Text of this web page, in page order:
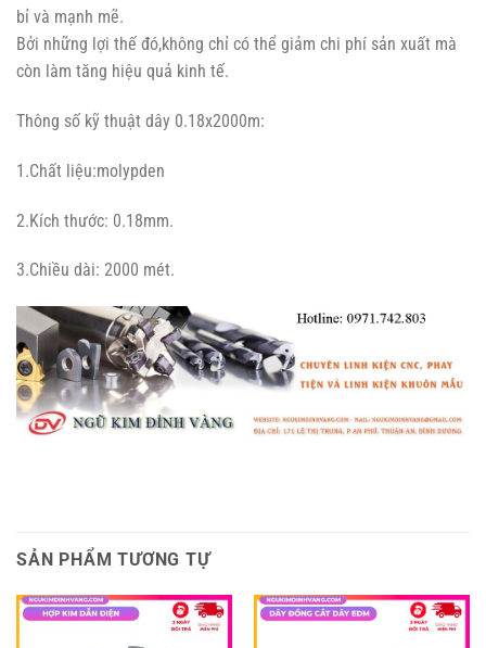
bỉ và mạnh mẽ.
Bởi những lợi thế đó,không chỉ có thể giảm chi phí sản xuất mà
còn làm tăng hiệu quả kinh tế.
Thông số kỹ thuật dây 0.18x2000m:
1.Chất liệu:molypden
2.Kích thước: 0.18mm.
3.Chiều dài: 2000 mét.
SẢN PHẨM TƯƠNG TỰ